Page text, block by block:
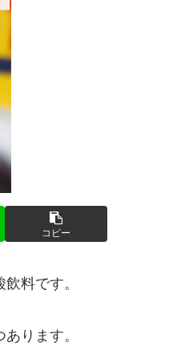
コピー
料です。
ります。